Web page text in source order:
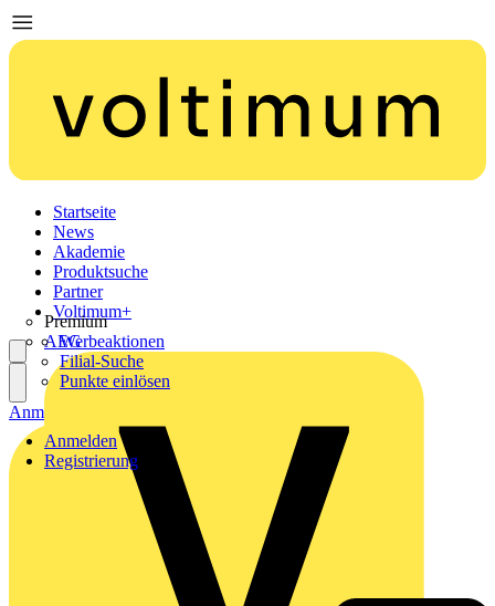
Startseite
News
Akademie
Produktsuche
Partner
Premium
AEG
Voltimum+
Werbeaktionen
Filial-Suche
Punkte einlösen
Anmelden
Registrierung
Anmelden